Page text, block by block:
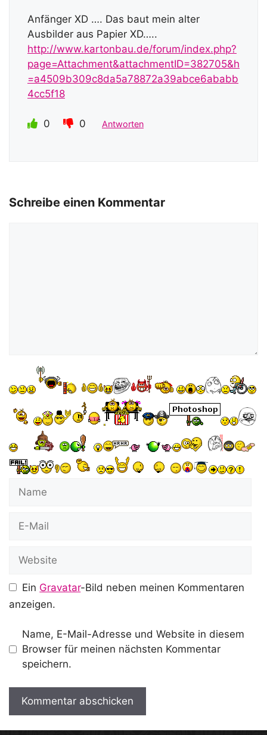
Anfänger XD …. Das baut mein alter
Ausbilder aus Papier XD…..
http://www.kartonbau.de/forum/index.php?
page=Attachment&attachmentID=382705&h
=a4509b309c8da5a78872a39abce6ababb
4cc5f18
0 0 Antworten
Schreibe einen Kommentar
Mail
Ein Gravatar-Bild neben meinen Kommentaren
anzeigen.
Name, E-Mail-Adresse und Website in diesem
Browser für meinen nächsten Kommentar
speichern.
A